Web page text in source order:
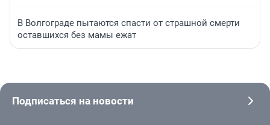
В Волгограде пытаются спасти от страшной смерти
оставшихся без мамы ежат
Подписаться на новости